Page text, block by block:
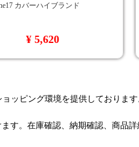
カバーハイブランド
¥ 5,620
ッピング環境を提供しております
す。在庫確認、納期確認、商品